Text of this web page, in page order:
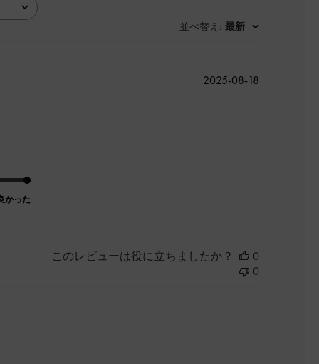
並べ替え : 最新
かった
公
2025-08-18
このレビューは役に立ちましたか？
0
0